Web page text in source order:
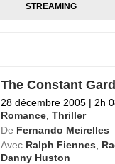
STREAMING
The Constant
28 décembre 2005 | 2h
Romance ,Thriller
De Fernando Meirelles
Avec Ralph Fiennes
Danny Huston